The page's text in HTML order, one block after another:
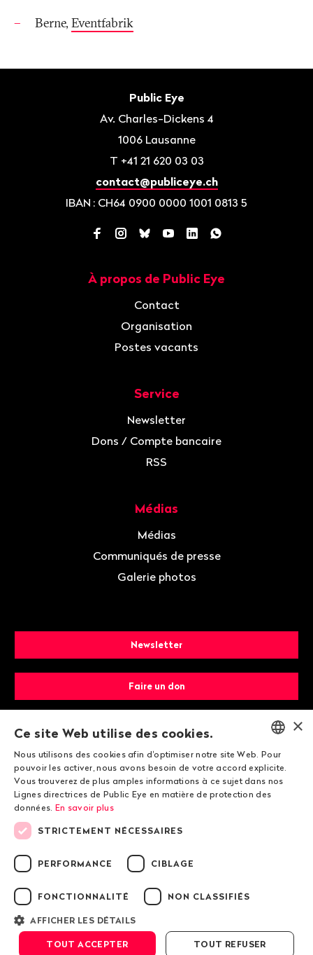
Berne, Eventfabrik
Public Eye
Av. Charles-Dickens 4
1006 Lausanne
T +41 21 620 03 03
contact@publiceye.ch
IBAN : CH64 0900 0000 1001 0813 5
Facebook
Instagram
BlueskyYouTube
LinkedInWhatsApp
À propos de Public Eye
Contact
Organisation
Postes vacants
Service
Newsletter
Dons / Compte bancaire
RSS
Médias
Médias
Communiqués de presse
Galerie photos
Newsletter
Faire un don
Devenir membre
© 2026 Public Eye
Mentions légales
Lignes directrices de Public Eye en matière de
protection des données
Conditions générales
ENGLISH
DEUTSCH
×
Ce site Web utilise des cookies.
Nous utilisons des cookies afin d'optimiser notre site Web. Pour
pouvoir les activer, nous avons besoin de votre accord explicite.
Vous trouverez de plus amples informations à ce sujet dans nos
Lignes directrices de Public Eye en matière de protection des
données. En savoir plus
STRICTEMENT NÉCESSAIRES
PERFORMANCE CIBLAGE
FONCTIONNALITÉ NON CLASSIFIÉS
AFFICHER LES DÉTAILS
TOUT ACCEPTER TOUT REFUSER